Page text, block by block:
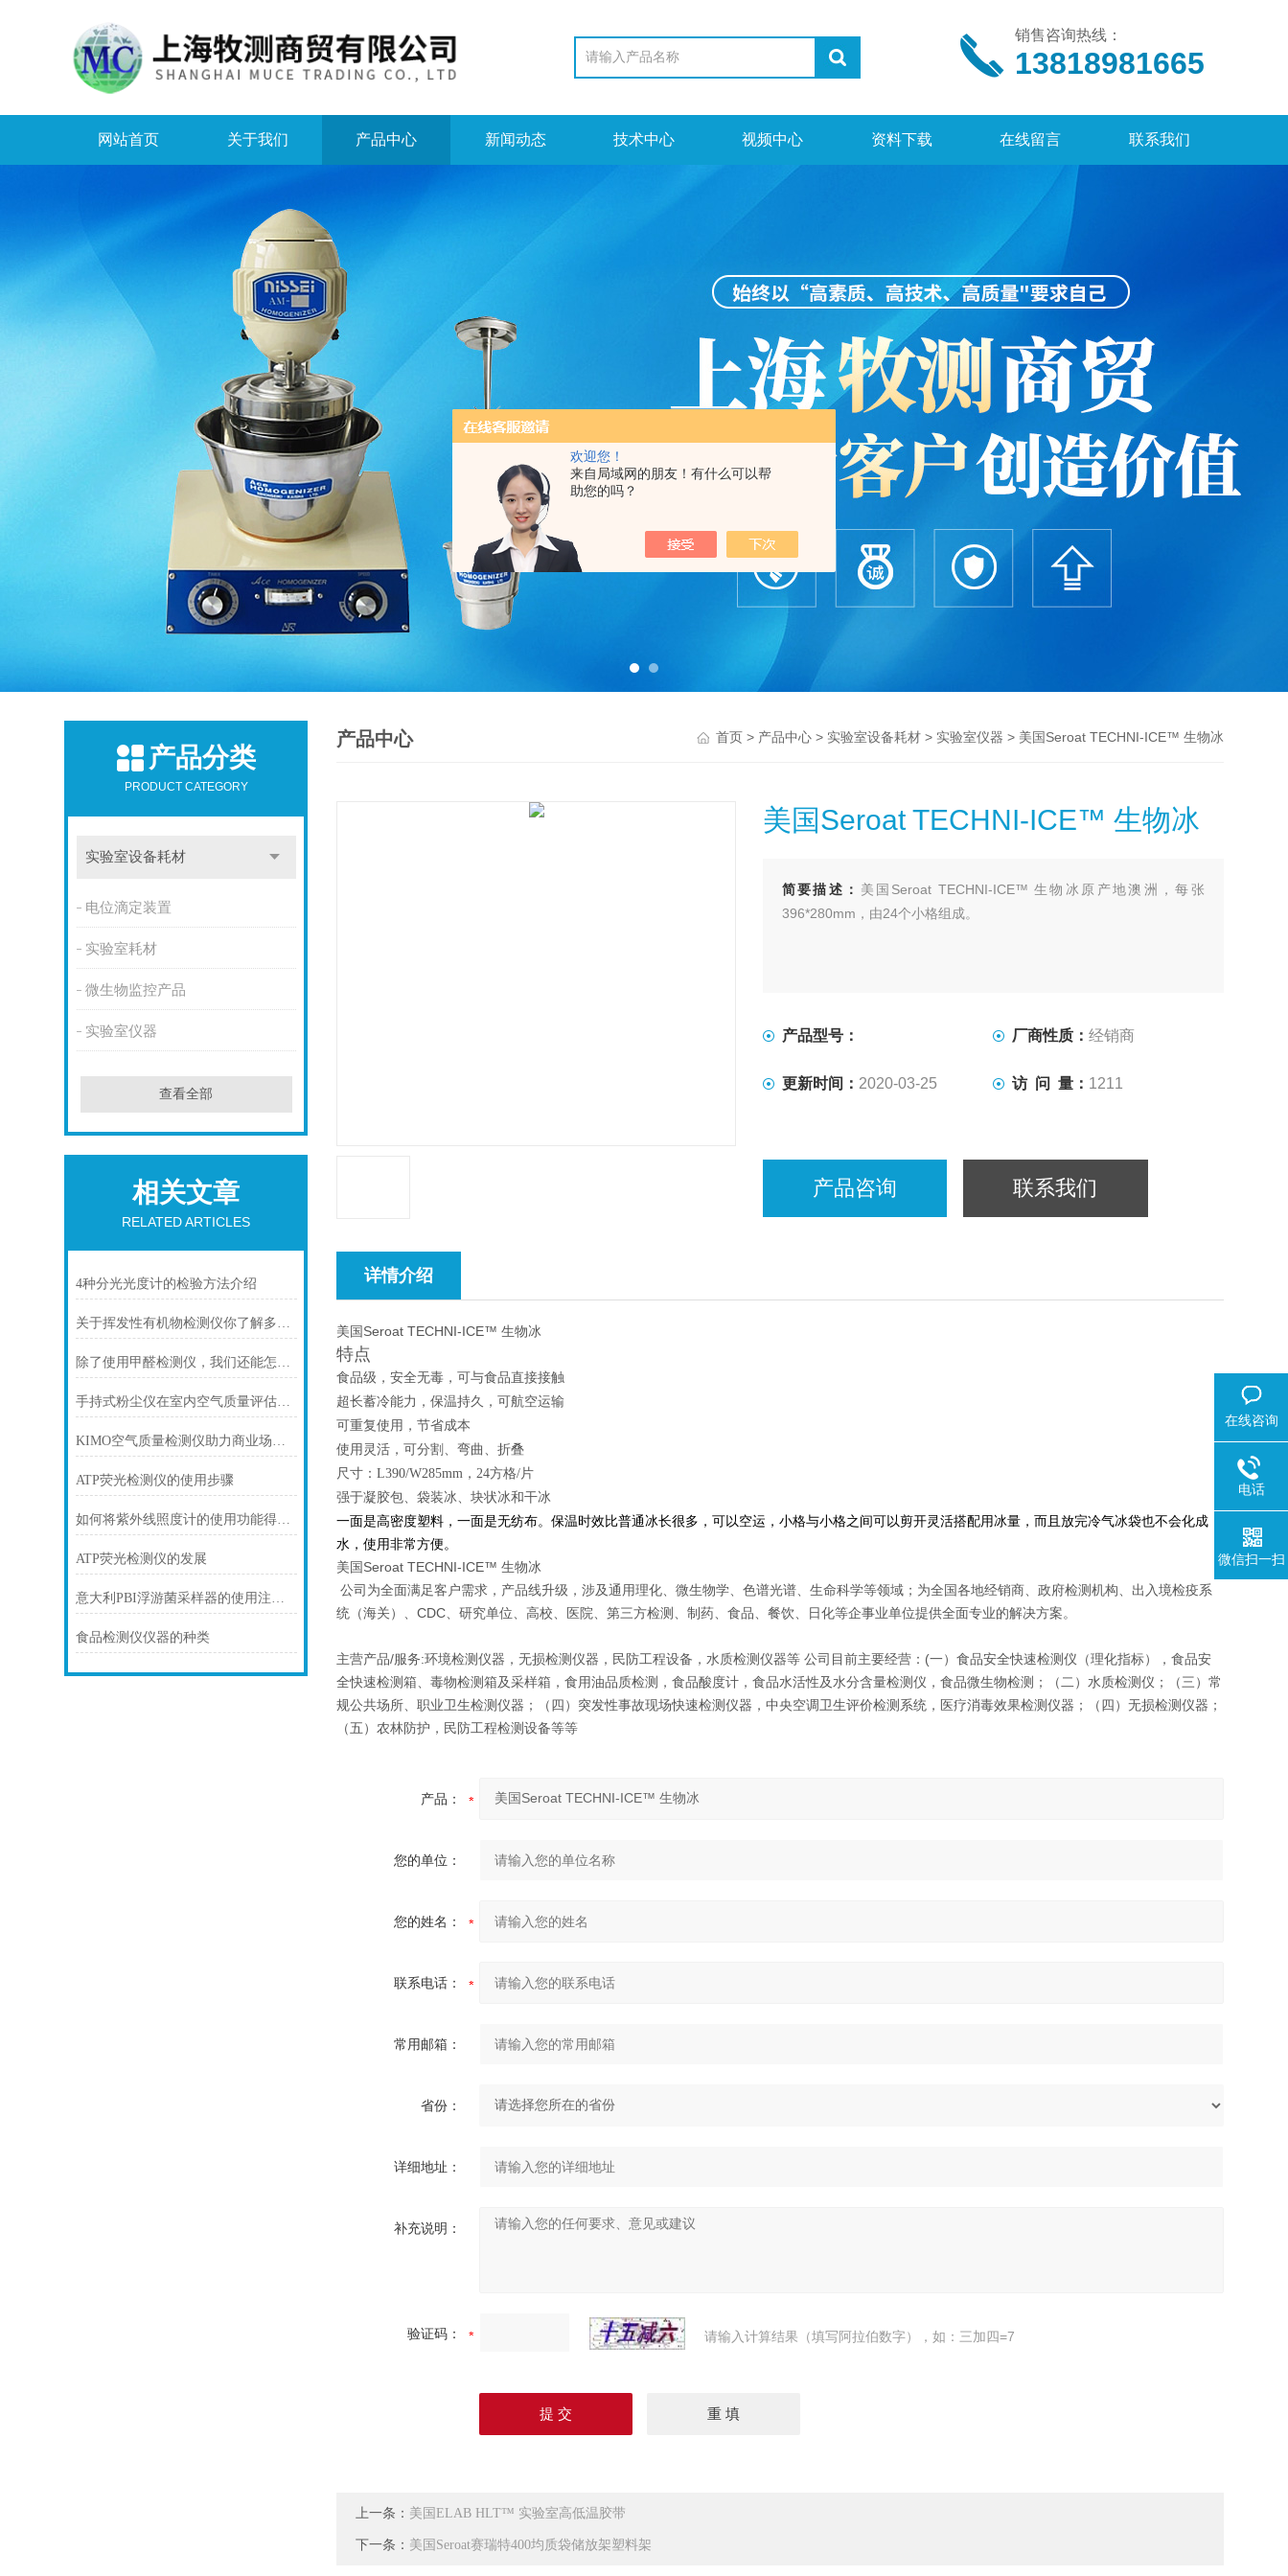
欢迎您！
来自局域网的朋友！有什么可以帮
助您的吗？
销售咨询热线：
13818981665
网站首页 关于我们 产品中心 新闻动态 技术中心 视频中心 资料下载 在线留言 联系我们
产品分类
PRODUCT CATEGORY
实验室设备耗材
电位滴定装置
实验室耗材
微生物监控产品
实验室仪器
查看全部
相关文章
RELATED ARTICLES
4种分光光度计的检验方法介绍
关于挥发性有机物检测仪你了解多少？
除了使用甲醛检测仪，我们还能怎么了解甲醛
手持式粉尘仪在室内空气质量评估中的应用
KIMO空气质量检测仪助力商业场所打造优质空气环境
ATP荧光检测仪的使用步骤
如何将紫外线照度计的使用功能得到利用
ATP荧光检测仪的发展
意大利PBI浮游菌采样器的使用注意事项
食品检测仪仪器的种类
产品中心 首页> 产品中心> 实验室设备耗材> 实验室仪器 > 美国Seroat TECHNI-ICE™ 生物冰
美国Seroat TECHNI-ICE™ 生物冰
简要描述： 美国Seroat TECHNI-ICE™ 生物冰原产地澳洲，每张
396*280mm，由24个小格组成。
产品型号： 厂商性质：经销商
更新时间： 2020-03-25 访 问 量： 1211
产品咨询 联系我们
详情介绍
美国Seroat TECHNI-ICE™ 生物冰
特点
食品级，安全无毒，可与食品直接接触
超长蓄冷能力，保温持久，可航空运输
可重复使用，节省成本
使用灵活，可分割、弯曲、折叠
尺寸：L390/W285mm，24方格/片
强于凝胶包、袋装冰、块状冰和干冰
一面是高密度塑料，一面是无纺布。保温时效比普通冰长很多，可以空运，小格与小格之间可以剪开灵活搭配用冰量，而且放完冷气冰袋也不会化成
水，使用非常方便。
美国Seroat TECHNI-ICE™ 生物冰
公司为全面满足客户需求，产品线升级，涉及通用理化、微生物学、色谱光谱、生命科学等领域；为全国各地经销商、政府检测机构、出入境检疫系
统（海关）、CDC、研究单位、高校、医院、第三方检测、制药、食品、餐饮、日化等企事业单位提供全面专业的解决方案。
主营产品/服务:环境检测仪器，无损检测仪器，民防工程设备，水质检测仪器等 公司目前主要经营：(一）食品安全快速检测仪（理化指标），食品安
全快速检测箱、毒物检测箱及采样箱，食用油品质检测，食品酸度计，食品水活性及水分含量检测仪，食品微生物检测；（二）水质检测仪；（三）常
规公共场所、职业卫生检测仪器；（四）突发性事故现场快速检测仪器，中央空调卫生评价检测系统，医疗消毒效果检测仪器；（四）无损检测仪器；
（五）农林防护，民防工程检测设备等等
产品：
您的单位：
您的姓名：
联系电话：
常用邮箱：
省份：
详细地址：
补充说明：
验证码： 请输入计算结果（填写阿拉伯数字），如：三加四=7
上一条： 美国ELAB HLT™ 实验室高低温胶带
下一条： 美国Seroat赛瑞特400均质袋储放架塑料架
在线咨询
电话
微信扫一扫